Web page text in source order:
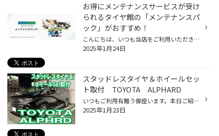
お得にメンテナンスサービスが受け
られるタイヤ館の「メンテナンスパ
ック」がおすすめ！
こんにちは、いつも当店をご利用いただきましてありがとうございます。 本日は、タイヤ館でお得にメンテナンスサービスを受けることができる 「メンテナンスパック」をご紹介いたします。 唐突ですが、普段、おクルマの管理をどのようにされていますか？ 当店にお越しいただくお客様にお聞きすると...
2025年1月24日
スタッドレスタイヤ＆ホイールセッ
ト取付 TOYOTA ALPHARD
いつもご利用有難う御座います。本日ご紹介はコチラ。 トヨタ 40系アルファードです。スタッドレスタイヤと新品ホイールを取付致しました。 エコフォルム SE23 17x70+40 5H/120 平座ナット対応ブリヂストン ブリザックVRX3 225/60R18 トヨタ専用設計となりますので、純正のナット（平座形状）が流用...
2025年1月23日